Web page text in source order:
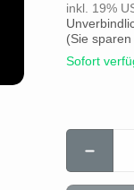
inkl. 19%
(Sie sparen
Sofort